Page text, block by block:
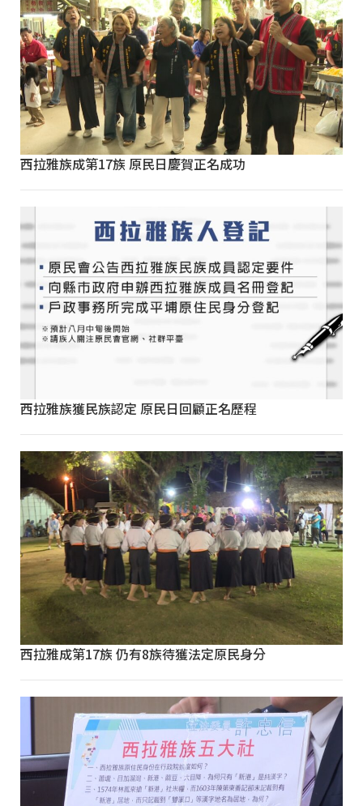
西拉雅族成第17族 原民日慶賀正名成功
西拉雅族獲民族認定 原民日回顧正名歷程
西拉雅成第17族 仍有8族待獲法定原民身分